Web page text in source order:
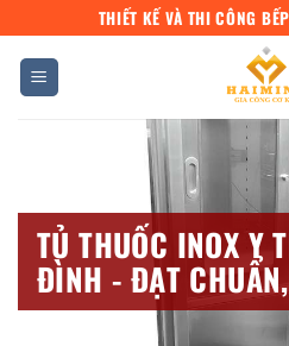
qua
dung
THIẾT KẾ VÀ THI CÔNG
TỦ THUỐC INOX Y
ĐÌNH - ĐẠT